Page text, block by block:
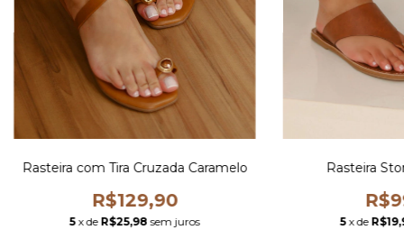
Rasteira com Tira Cruzada Caramelo
R$129,90
5 x de R$25,98 sem juros
Rasteira
5 x de